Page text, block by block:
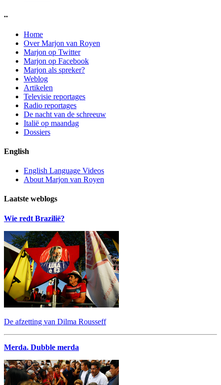
..
Home
Over Marjon van Royen
Marjon op Twitter
Marjon op Facebook
Marjon als spreker?
Weblog
Artikelen
Televisie reportages
Radio reportages
De nacht van de schreeuw
Italië op maandag
Dossiers
English
English Language Videos
About Marjon van Royen
Laatste weblogs
Wie redt Brazilië?
De afzetting van Dilma Rousseff
Merda. Dubble merda